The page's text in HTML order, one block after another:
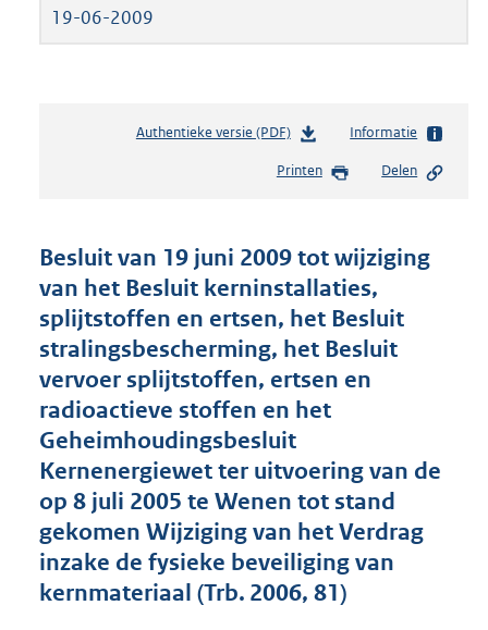
19-06-2009
Authentieke versie (PDF)b
s
s
g
o
o
e
:
4
K
b
Informatie
Printen Delen
Besluit van 19 juni 2009 tot wijziging
van het Besluit kerninstallaties,
splijtstoffen en ertsen, het Besluit
stralingsbescherming, het Besluit
vervoer splijtstoffen, ertsen en
radioactieve stoffen en het
Geheimhoudingsbesluit
Kernenergiewet ter uitvoering van de
op 8 juli 2005 te Wenen tot stand
gekomen Wijziging van het Verdrag
inzake de fysieke beveiliging van
kernmateriaal (Trb. 2006, 81)